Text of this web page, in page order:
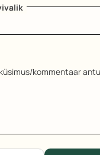
kommentaar